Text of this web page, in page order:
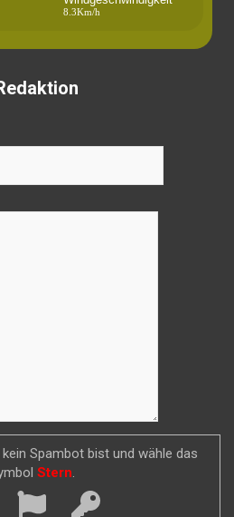
8.3Km/h
Spambot bist und wähle das
Stern.